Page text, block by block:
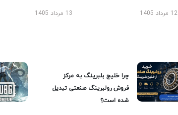
12 مرداد 1405 13 مرداد 1405
چرا خلیج بلبرینگ به مرکز
فروش رولبرینگ صنعتی تبدیل
شده است؟